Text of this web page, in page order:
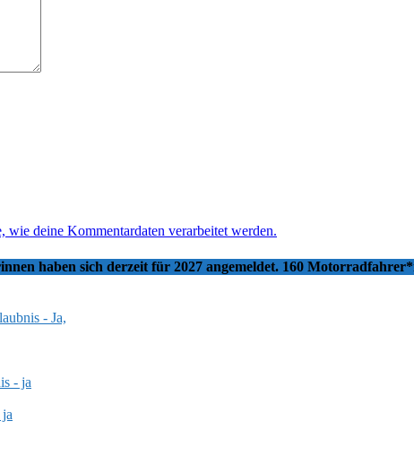
wie deine Kommentardaten verarbeitet werden.
haben sich derzeit für 2027 angemeldet. 160
- Ja,
- ja